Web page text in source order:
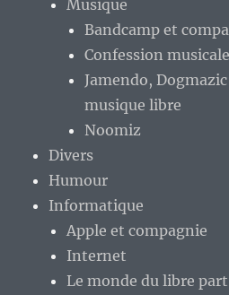
Musique
Bandcamp et
Confession
Jamendo,
musique libre
Noomiz
Divers
Humour
Informatique
Apple et compagnie
Internet
Le monde du libre